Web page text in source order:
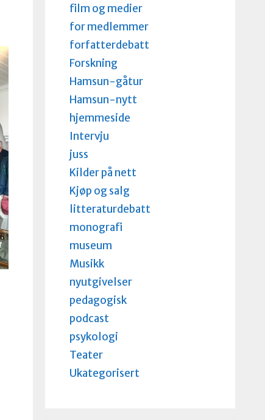
film og medier
for medlemmer
forfatterdebatt
Forskning
Hamsun-gåtur
Hamsun-nytt
hjemmeside
Intervju
juss
Kilder på nett
Kjøp og salg
litteraturdebatt
monografi
museum
Musikk
nyutgivelser
pedagogisk
podcast
psykologi
Teater
Ukategorisert